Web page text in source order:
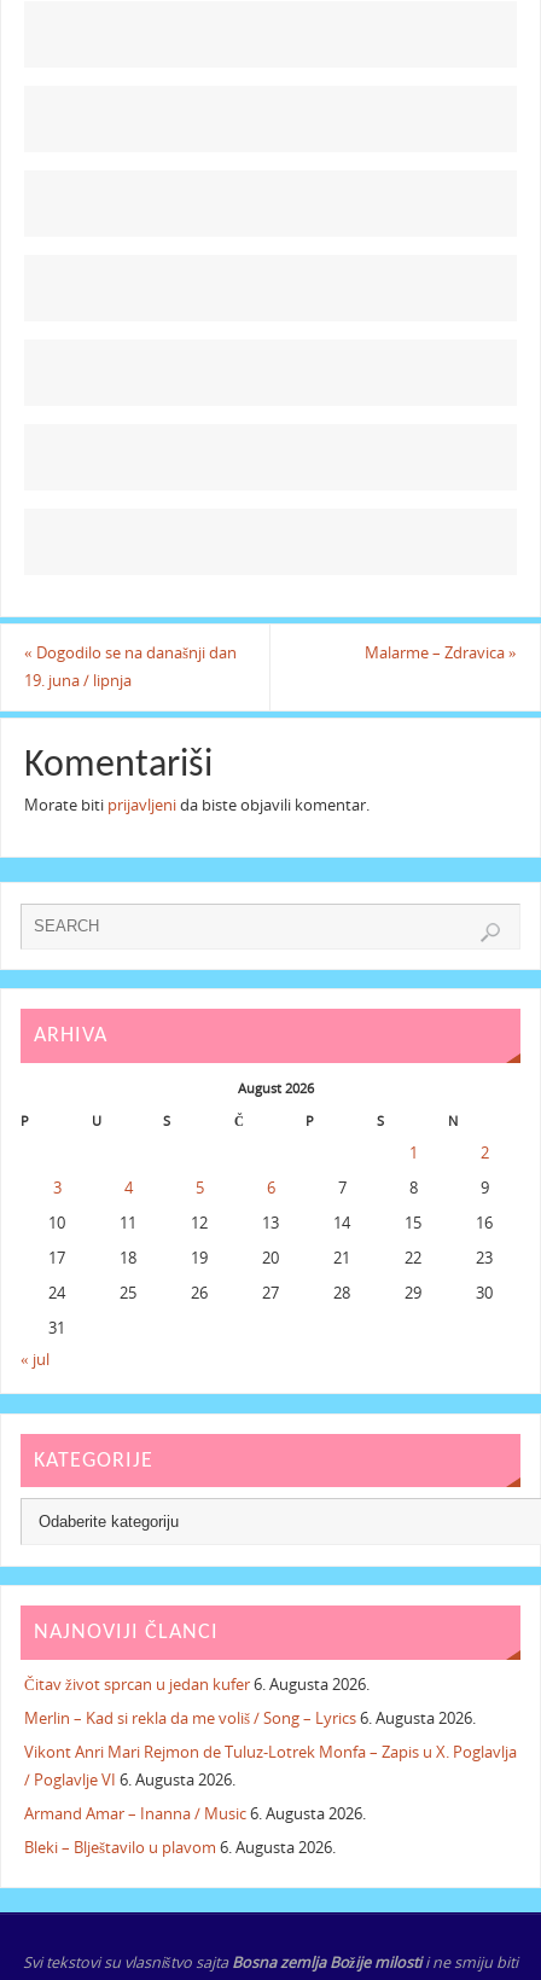
« Dogodilo se na današnji dan
19. juna / lipnja
Malarme – Zdravica»
Komentariši
Morate biti prijavljenida biste objavili komentar.
ARHIVA
August 2026
P
U S Č P S N
1
2
3
4 5 6 7 8
9
10
11 12 13 14 15
16
17
18 19 20 21 22
23
24
25 26 27 28 29
30
31
« jul
KATEGORIJE
NAJNOVIJI ČLANCI
Čitav život sprcan u jedan kufer6. Augusta 2026.
Merlin – Kad si rekla da me voliš / Song – Lyrics6. Augusta 2026.
Vikont Anri Mari Rejmon de Tuluz-Lotrek Monfa – Zapis u X. Poglavlja
/ Poglavlje VI 6. Augusta 2026.
Armand Amar – Inanna / Music6. Augusta 2026.
Bleki – Blještavilo u plavom 6. Augusta 2026.
Svi tekstovi su vlasništvo sajtaBosna zemlja Božije milostii ne smiju biti